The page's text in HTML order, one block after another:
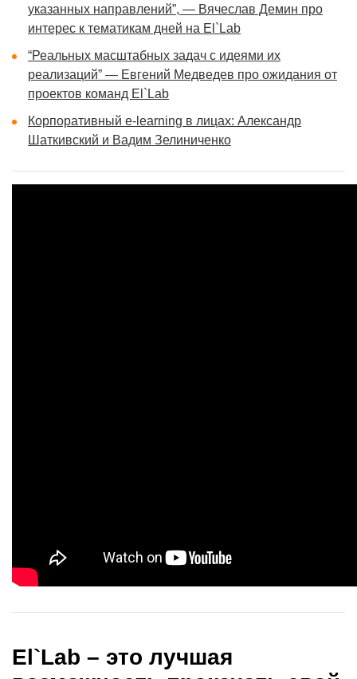
указанных направлений”, — Вячеслав Демин про
интерес к тематикам дней на El`Lab
“Реальных масштабных задач с идеями их
реализаций” — Евгений Медведев про ожидания от
проектов команд El`Lab
Корпоративный e-learning в лицах: Александр
Шаткивский и Вадим Зелиниченко
Еl`Lab – это лучшая